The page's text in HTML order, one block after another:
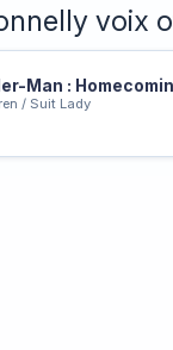
voix
Man :
/ Suit Lady